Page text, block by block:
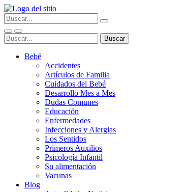
Bebé
Accidentes
Artículos de Familia
Cuidados del Bebé
Desarrollo Mes a Mes
Dudas Comunes
Educación
Enfermedades
Infecciones y Alergias
Los Sentidos
Primeros Auxilios
Psicología Infantil
Su alimentación
Vacunas
Blog